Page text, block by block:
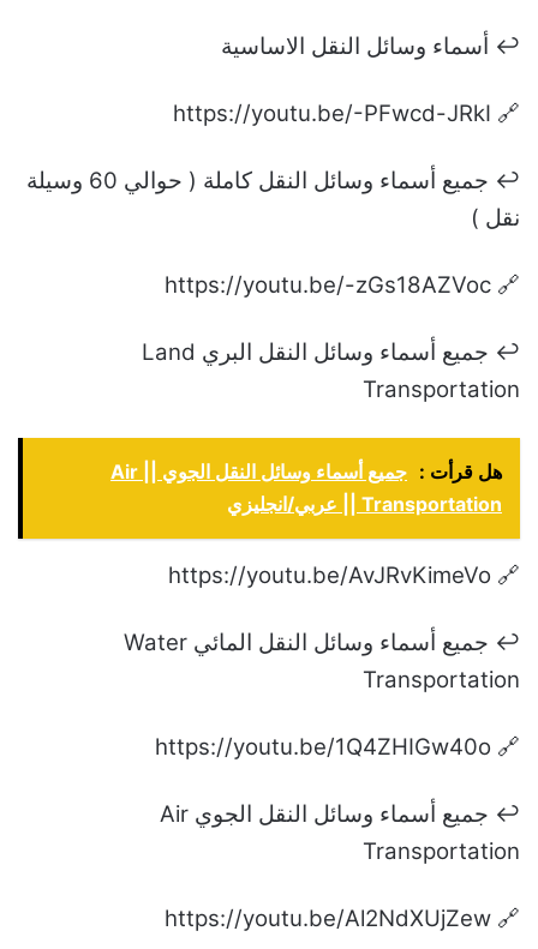
↩️ أسماء وسائل النقل الاساسية
🔗 https://youtu.be/-PFwcd-JRkI
↩️ جميع أسماء وسائل النقل كاملة ( حوالي 60 وسيلة
نقل )
🔗 https://youtu.be/-zGs18AZVoc
↩️ جميع أسماء وسائل النقل البري Land
Transportation
هل قرأت :
جميع أسماء وسائل النقل الجوي || Air
Transportation || عربي/انجليزي
🔗 https://youtu.be/AvJRvKimeVo
↩️ جميع أسماء وسائل النقل المائي Water
Transportation
🔗 https://youtu.be/1Q4ZHIGw40o
↩️ جميع أسماء وسائل النقل الجوي Air
Transportation
🔗 https://youtu.be/Al2NdXUjZew